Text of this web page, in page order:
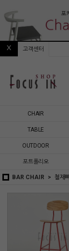
고객센터
CHAIR
TABLE
OUTDOOR
포트폴리오
BAR CHAIR 철재